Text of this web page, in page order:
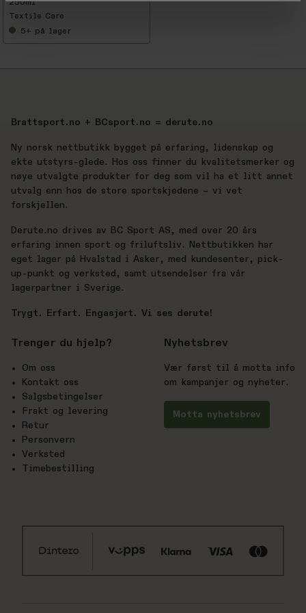
250ml
Textile Care
5+ på lager
Brattsport.no + BCsport.no = derute.no
Ny norsk nettbutikk bygget på erfaring, lidenskap og
ekte utstyrs-glede. Hos oss finner du kvalitetsmerker og
nøye utvalgte produkter for deg som vil ha et litt annet
utvalg enn hos de store sportskjedene – vi vet
forskjellen.
Derute.no drives av BC Sport AS, med over 20 års
erfaring innen sport og friluftsliv. Nettbutikken har
eget lager på Hvalstad i Asker, med kundesenter, pick-
up-punkt og verksted, samt utsendelser fra vår
lagerpartner i Sverige.
Trygt. Erfart. Engasjert. Vi ses derute!
Trenger du hjelp?
Om oss
Kontakt oss
Salgsbetingelser
Frakt og levering
Retur
Personvern
Verksted
Timebestilling
Nyhetsbrev
Vær først til å motta info
om kampanjer og nyheter.
Motta nyhetsbrev